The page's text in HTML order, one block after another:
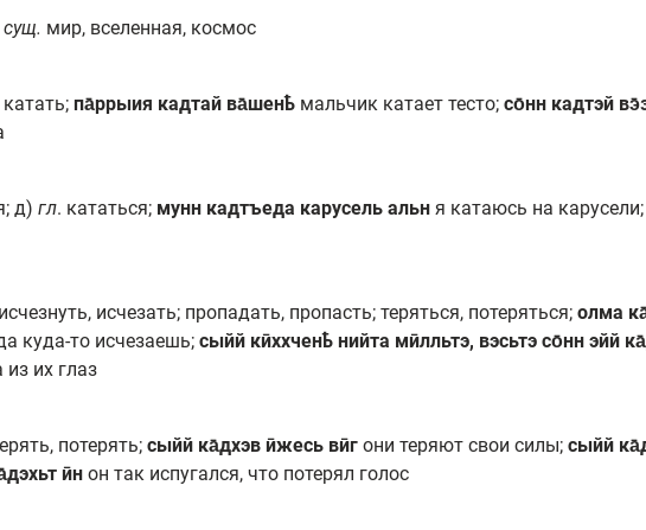
сущ. мир, вселенная, космос
катать; па̄ррыия кадтай ва̄шенҍ мальчик катает тесто; со̄нн кадтэй
д) гл. кататься; мунн кадтъеда карусель альн я катаюсь на карусели;
исчезать; пропадать, пропасть; теряться, потеряться; олма
куда-то исчезаешь; сыйй кӣххченҍ нийта мӣлльтэ, вэсьтэ со̄нн эйй
из их глаз
потерять; сыйй ка̄дхэв ӣжесь вӣг они теряют свои силы; сыйй
ӣн он так испугался, что потерял голос